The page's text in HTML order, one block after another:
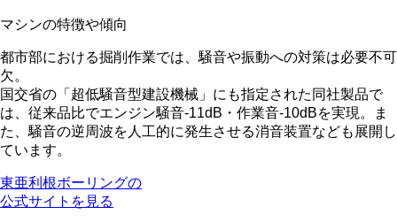
マシンの特徴や傾向
都市部における掘削作業では、騒音や振動への対策は必要不可
欠。
国交省の「 超低騒音型建設機械 」にも指定された同社製品で
は、従来品比でエンジン騒音-11dB・作業音-10dBを実現 。ま
た、騒音の逆周波を人工的に発生させる消音装置なども展開し
ています。
東亜利根ボーリングの
公式サイトを見る